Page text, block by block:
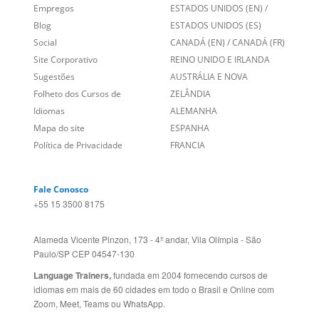
Empregos
Blog
Social
Site Corporativo
Sugestões
Folheto dos Cursos de
Idiomas
Mapa do site
Política de Privacidade
ESTADOS UNIDOS (EN) /
ESTADOS UNIDOS (ES)
CANADÁ (EN) /CANADÁ (FR)
REINO UNIDO E IRLANDA
AUSTRÁLIA E NOVA
ZELÂNDIA
ALEMANHA
ESPANHA
FRANCIA
Fale Conosco
+55 15 3500 8175
Alameda Vicente Pinzon, 173 - 4º andar, Vila Olímpia - São
Paulo/SP CEP 04547-130
Language Trainers,fundada em 2004 fornecendo cursos de
idiomas em mais de 60 cidades em todo o Brasil e Online com
Zoom, Meet, Teams ou WhatsApp.